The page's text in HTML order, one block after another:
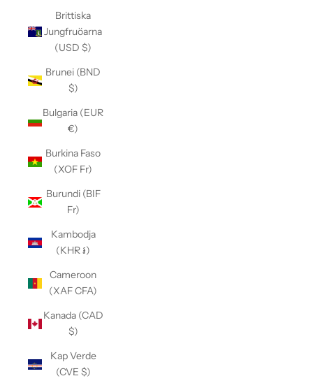
Brittiska
Jungfruöarna
(USD $)
Brunei (BND
$)
Bulgaria (EUR
€)
Burkina Faso
(XOF Fr)
Burundi (BIF
Fr)
Kambodja
(KHR ៛)
Cameroon
(XAF CFA)
Kanada (CAD
$)
Kap Verde
(CVE $)